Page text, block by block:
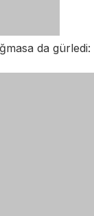
da gürledi: